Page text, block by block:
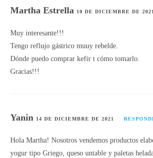
Martha Estrella 10 DE DICIEMBRE DE
Muy interesante!!!
Tengo reflujo gástrico muuy rebelde.
Dónde puedo comprar kefir t cómo tomarlo.
Gracias!!!
Yanin 14 DE DICIEMBRE DE 2021
Hola Martha! Nosotros vendemos productos
yogur tipo Griego, queso untable y paletas